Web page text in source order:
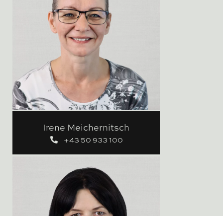
Irene Meichernitsch
+43 50 933 100